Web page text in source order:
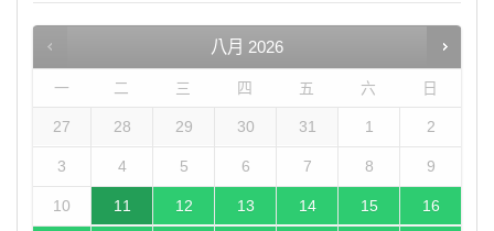
八月 2026
一 二 三 四 五 六 日
27 28 29 30 31 1 2
3 4 5 6 7 8 9
10 11 12 13 14 15 16